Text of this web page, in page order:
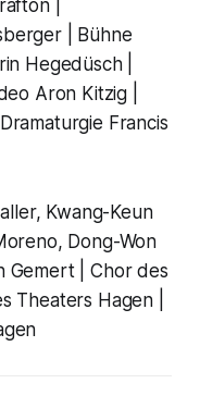
|
| Bühne
Hegedüsch |
Aron Kitzig |
Francis
Kwang-Keun
Dong-Won
Gemert | Chor des
Theaters Hagen |